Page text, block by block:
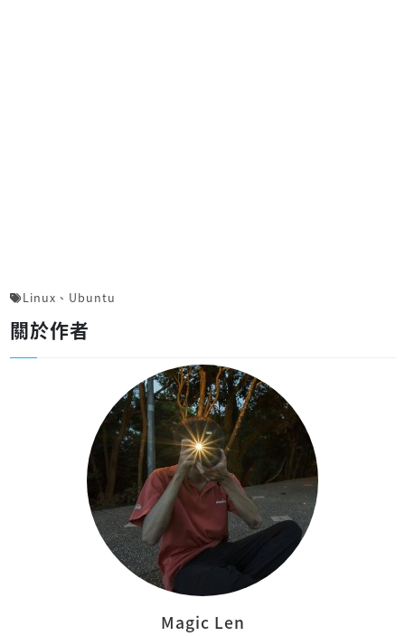
Linux 、 Ubuntu
關於作者
Magic Len